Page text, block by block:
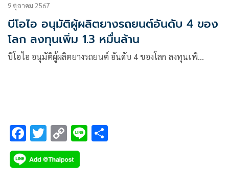
9 ตุลาคม 2567
บีโอไอ อนุมัติผู้ผลิตยางรถยนต์อันดับ 4 ของ
โลก ลงทุนเพิ่ม 1.3 หมื่นล้าน
บีโอไอ อนุมัติผู้ผลิตยางรถยนต์ อันดับ 4 ของโลก ลงทุนเพิ…
F
ac
e
T
wi
tt
C
o
p
Li